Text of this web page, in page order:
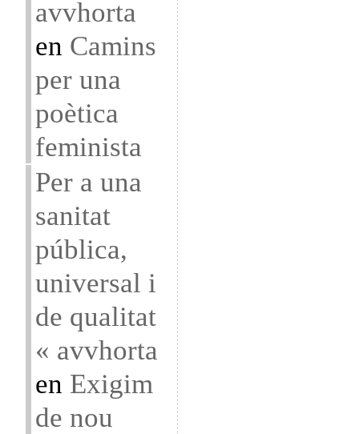
avvhorta
en Camins
per una
poètica
feminista
Per a una
sanitat
pública,
universal i
de qualitat
« avvhorta
en Exigim
de nou